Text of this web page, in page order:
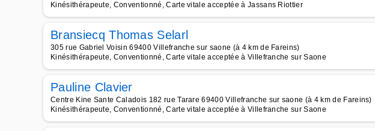
Kinésithérapeute, Conventionné, Carte vitale acceptée à Jassans Riottier
Bransiecq Thomas Selarl
305 rue Gabriel Voisin 69400 Villefranche sur saone (à 4 km de Fareins)
Kinésithérapeute, Conventionné, Carte vitale acceptée à Villefranche sur Saone
Pauline Clavier
Centre Kine Sante Caladois 182 rue Tarare 69400 Villefranche sur saone (à 4 km de Fareins)
Kinésithérapeute, Conventionné, Carte vitale acceptée à Villefranche sur Saone